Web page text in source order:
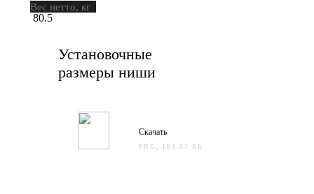
Вес нетто, кг
80.5
Установочные
размеры ниши
Скачать
PNG, 163.07 КБ